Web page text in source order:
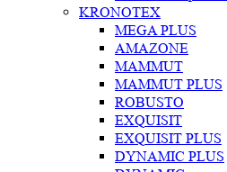
KRONOTEX
MEGA PLUS
AMAZONE
MAMMUT
MAMMUT PLUS
ROBUSTO
EXQUISIT
EXQUISIT PLUS
DYNAMIC PLUS